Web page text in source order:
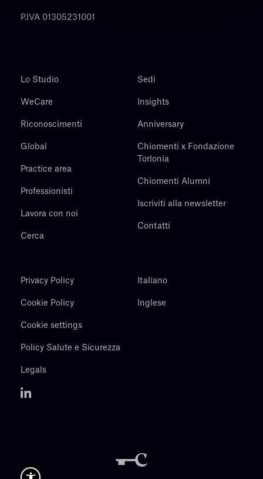
P.IVA 01305231001
Lo Studio
WeCare
Riconoscimenti
Global
Practice area
Professionisti
Lavora con noi
Cerca
Sedi
Insights
Anniversary
Chiomenti x Fondazione
Torlonia
Chiomenti Alumni
Iscriviti alla newsletter
Contatti
Privacy Policy
Cookie Policy
Cookie settings
Policy Salute e Sicurezza
Legals
Italiano
Inglese